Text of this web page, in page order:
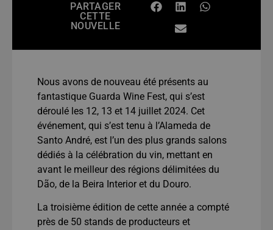
PARTAGER
CETTE
NOUVELLE
Nous avons de nouveau été présents au
fantastique Guarda Wine Fest, qui s’est
déroulé les 12, 13 et 14 juillet 2024. Cet
événement, qui s’est tenu à l’Alameda de
Santo André, est l’un des plus grands salons
dédiés à la célébration du vin, mettant en
avant le meilleur des régions délimitées du
Dão, de la Beira Interior et du Douro.
La troisième édition de cette année a compté
près de 50 stands de producteurs et